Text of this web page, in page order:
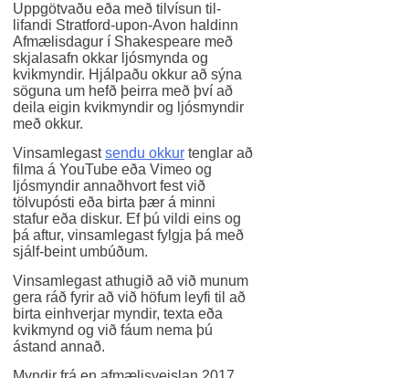
Uppgötvaðu eða með tilvísun til-
lifandi Stratford-upon-Avon haldinn
Afmælisdagur í Shakespeare með
skjalasafn okkar ljósmynda og
kvikmyndir. Hjálpaðu okkur að sýna
söguna um hefð þeirra með því að
deila eigin kvikmyndir og ljósmyndir
með okkur.
Vinsamlegastsendu okkur tenglar að
filma á YouTube eða Vimeo og
ljósmyndir annaðhvort fest við
tölvupósti eða birta þær á minni
stafur eða diskur. Ef þú vildi eins og
þá aftur, vinsamlegast fylgja þá með
sjálf-beint umbúðum.
Vinsamlegast athugið að við munum
gera ráð fyrir að við höfum leyfi til að
birta einhverjar myndir, texta eða
kvikmynd og við fáum nema þú
ástand annað.